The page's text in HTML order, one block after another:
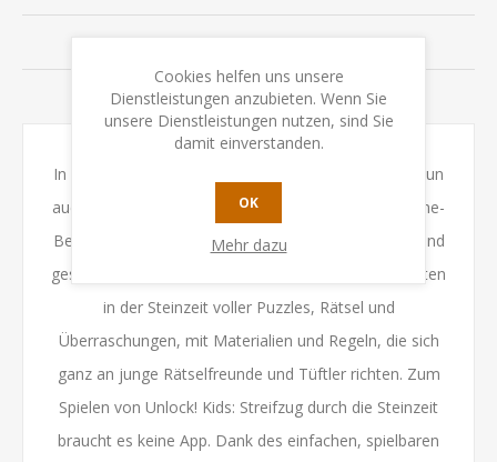
KONTAKTIEREN SIE UNS
In Unlock! Kids: Streifzug durch die Steinzeit finden nun
auch die jüngsten Spieler zwei Fälle des Escape-Game-
Bestsellers in einer speziell für Kinder entwickelten und
gestalten Version. Zwei außergewöhnliche Geschichten
in der Steinzeit voller Puzzles, Rätsel und
Überraschungen, mit Materialien und Regeln, die sich
ganz an junge Rätselfreunde und Tüftler richten. Zum
Spielen von Unlock! Kids: Streifzug durch die Steinzeit
braucht es keine App. Dank des einfachen, spielbaren
Cookies helfen uns unsere
Dienstleistungen anzubieten. Wenn Sie
unsere Dienstleistungen nutzen, sind Sie
damit einverstanden.
OK
Mehr dazu